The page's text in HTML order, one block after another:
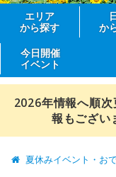
エリア
から探す
か
今日開催
イベント
2026年情報へ順
報もござい
夏休みイベント・お